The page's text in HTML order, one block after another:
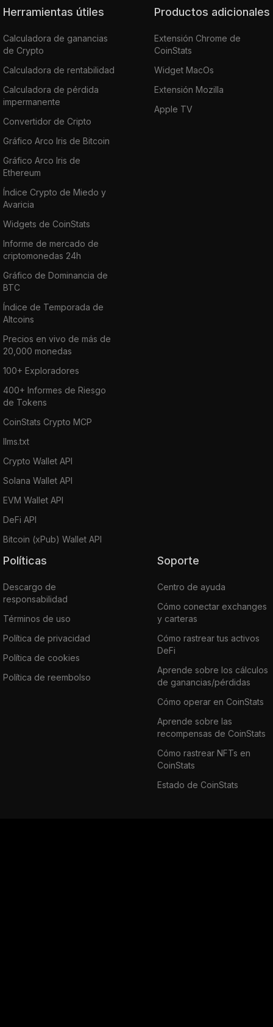
Herramientas útiles
Calculadora de ganancias
de Crypto
Calculadora de rentabilidad
Calculadora de pérdida
impermanente
Convertidor de Cripto
Gráfico Arco Iris de Bitcoin
Gráfico Arco Iris de
Ethereum
Índice Crypto de Miedo y
Avaricia
Widgets de CoinStats
Informe de mercado de
criptomonedas 24h
Gráfico de Dominancia de
BTC
Índice de Temporada de
Altcoins
Precios en vivo de más de
20,000 monedas
100+ Exploradores
400+ Informes de Riesgo
de Tokens
CoinStats Crypto MCP
llms.txt
Crypto Wallet API
Solana Wallet API
EVM Wallet API
DeFi API
Bitcoin (xPub) Wallet API
Productos adicionales
Extensión Chrome de
CoinStats
Widget MacOs
Extensión Mozilla
Apple TV
Políticas
Descargo de
responsabilidad
Términos de uso
Política de privacidad
Política de cookies
Política de reembolso
Soporte
Centro de ayuda
Cómo conectar exchanges
y carteras
Cómo rastrear tus activos
DeFi
Aprende sobre los cálculos
de ganancias/pérdidas
Cómo operar en CoinStats
Aprende sobre las
recompensas de CoinStats
Cómo rastrear NFTs en
CoinStats
Estado de CoinStats